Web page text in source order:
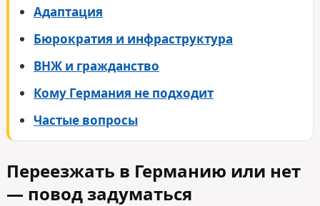
Адаптация
Бюрократия и инфраструктура
ВНЖ и гражданство
Кому Германия не подходит
Частые вопросы
Переезжать в Германию или нет
— повод задуматься